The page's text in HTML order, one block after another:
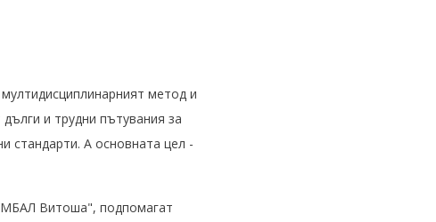
метод и
и трудни пътувания за
стандарти. А основната цел -
Витоша", подпомагат